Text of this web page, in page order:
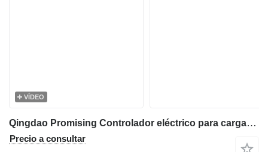
VÍDEO
Qingdao Promising Controlador eléctrico para cargadora de ruedas eléctrica FLAND EL45 unidad de control para FLAND EL45 Electric Wheel Loader, FLAND Electric Wheel Loader cargadora de ruedas
Precio a consultar